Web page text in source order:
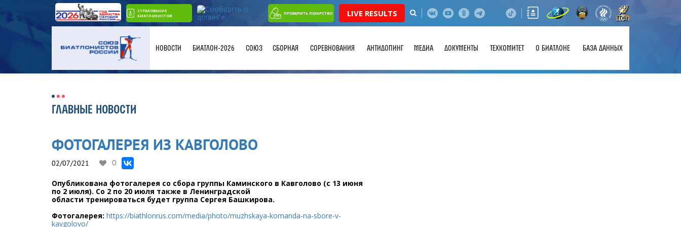
СТРАХОВАНИЕ
БИАТЛОНИСТОВ
ПРОВЕРИТЬ ЛЕКАРСТВО LIVE RESULTS
НОВОСТИ БИАТЛОН-2026 СОЮЗ СБОРНАЯ СОРЕВНОВАНИЯ АНТИДОПИНГ МЕДИА ДОКУМЕНТЫ ТЕХКОМИТЕТ О БИАТЛОНЕ БАЗА ДАННЫХ
ГЛАВНЫЕ НОВОСТИ
ФОТОГАЛЕРЕЯ ИЗ КАВГОЛОВО
02/07/2021 0
Опубликована фотогалерея со сбора группы Каминского в Кавголово (с 13 июня
по 2 июля). Со 2 по 20 июля также в Ленинградской
области тренироваться будет группа Сергея Башкирова.
Фотогалерея: https://biathlonrus.com/media/photo/muzhskaya-komanda-na-sbore-v-
kavgolovo/